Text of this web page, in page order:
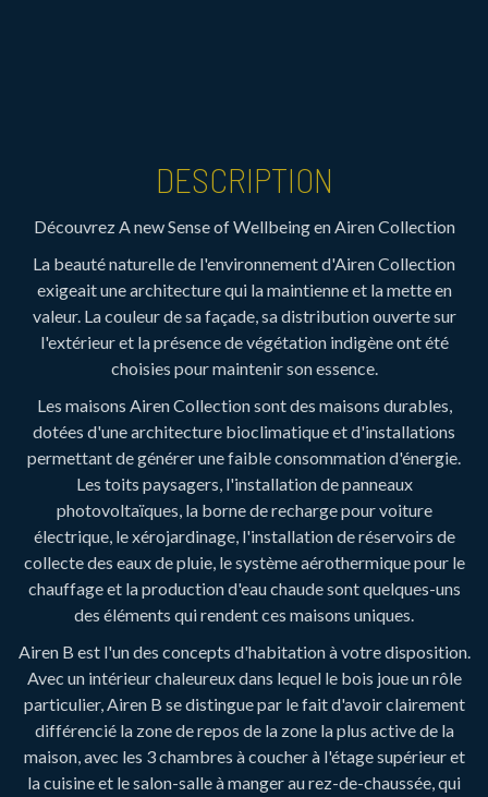
DESCRIPTION
Découvrez A new Sense of Wellbeing en Airen Collection
La beauté naturelle de l'environnement d'Airen Collection
exigeait une architecture qui la maintienne et la mette en
valeur. La couleur de sa façade, sa distribution ouverte sur
l'extérieur et la présence de végétation indigène ont été
choisies pour maintenir son essence.
Les maisons Airen Collection sont des maisons durables,
dotées d'une architecture bioclimatique et d'installations
permettant de générer une faible consommation d'énergie.
Les toits paysagers, l'installation de panneaux
photovoltaïques, la borne de recharge pour voiture
électrique, le xérojardinage, l'installation de réservoirs de
collecte des eaux de pluie, le système aérothermique pour le
chauffage et la production d'eau chaude sont quelques-uns
des éléments qui rendent ces maisons uniques.
Airen B est l'un des concepts d'habitation à votre disposition.
Avec un intérieur chaleureux dans lequel le bois joue un rôle
particulier, Airen B se distingue par le fait d'avoir clairement
différencié la zone de repos de la zone la plus active de la
maison, avec les 3 chambres à coucher à l'étage supérieur et
la cuisine et le salon-salle à manger au rez-de-chaussée, qui